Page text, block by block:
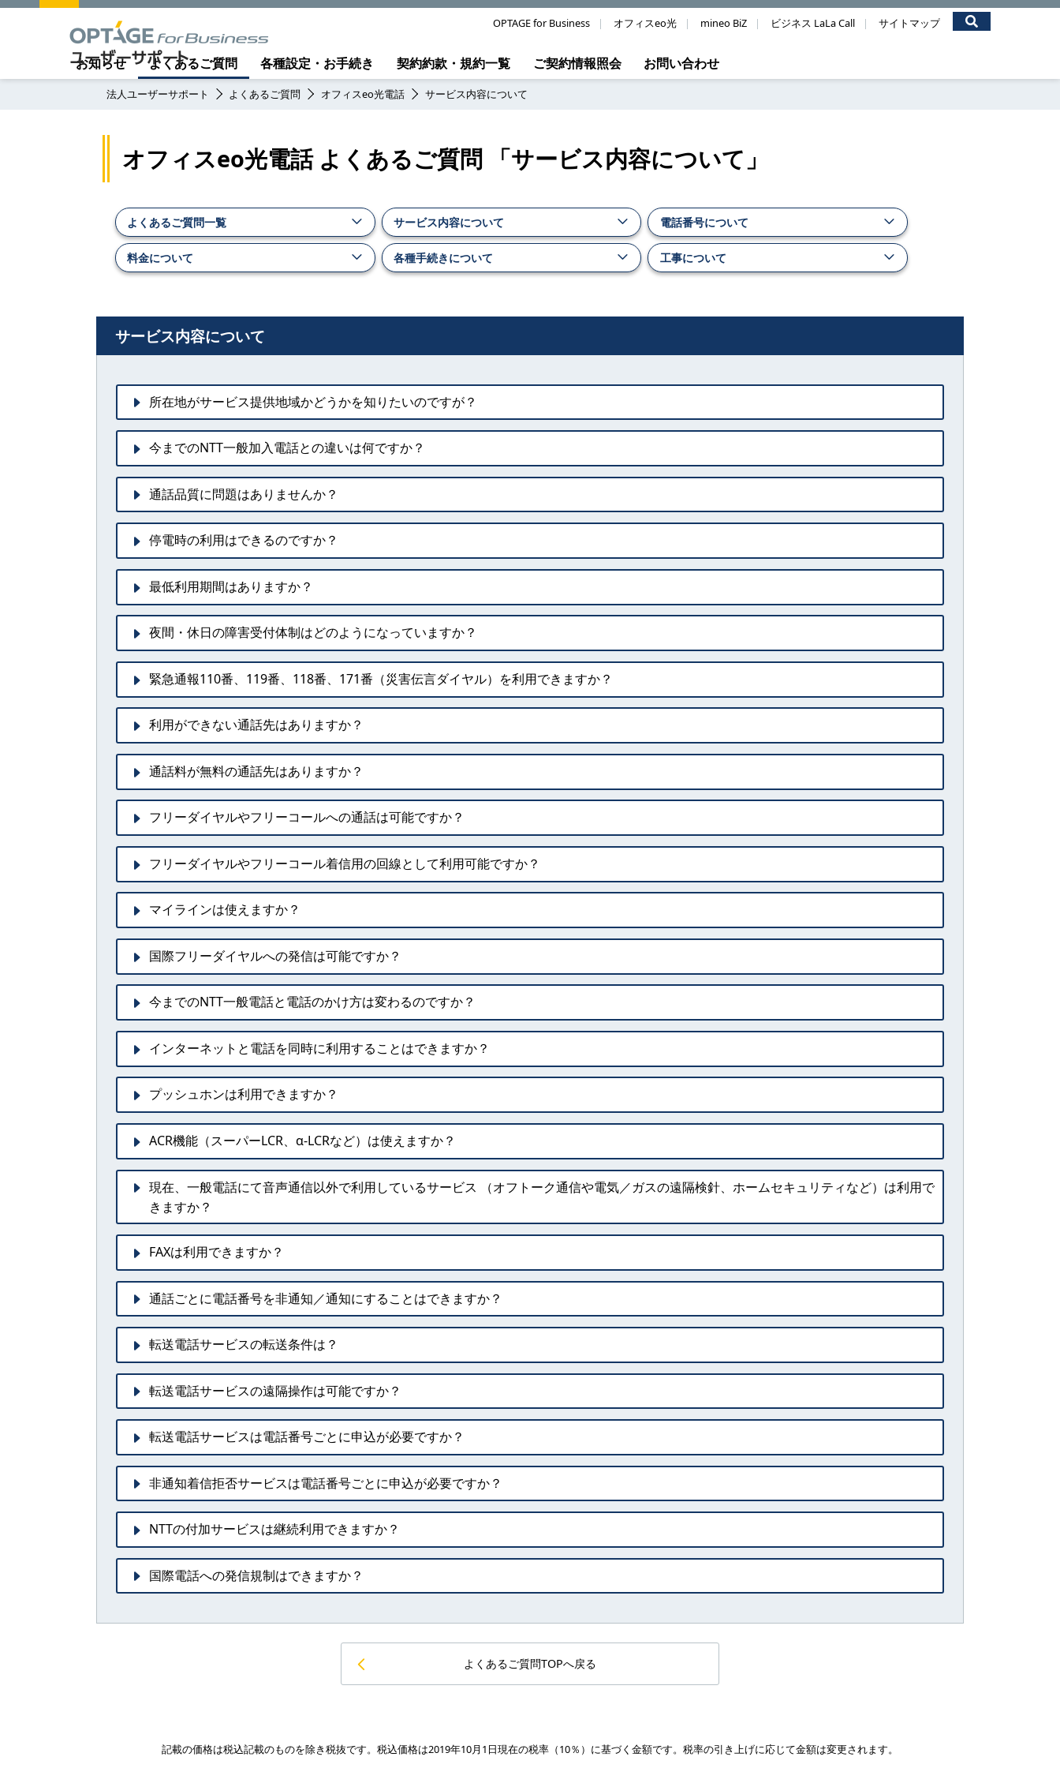
OPTAGE for Business オフィスeo光 mineo BiZ ビジネス LaLa Call サイトマップ
お知らせ よくあるご質問 各種設定・お手続き 契約約款・規約一覧 ご契約情報照会 お問い合わせ
法人ユーザーサポート よくあるご質問 オフィスeo光電話 サービス内容について
オフィスeo光電話 よくあるご質問 「サービス内容について」
よくあるご質問一覧 サービス内容について 電話番号について
料金について 各種手続きについて 工事について
サービス内容について
所在地がサービス提供地域かどうかを知りたいのですが？
今までのNTT一般加入電話との違いは何ですか？
通話品質に問題はありませんか？
停電時の利用はできるのですか？
最低利用期間はありますか？
夜間・休日の障害受付体制はどのようになっていますか？
緊急通報110番、119番、118番、171番（災害伝言ダイヤル）を利用できますか？
利用ができない通話先はありますか？
通話料が無料の通話先はありますか？
フリーダイヤルやフリーコールへの通話は可能ですか？
フリーダイヤルやフリーコール着信用の回線として利用可能ですか？
マイラインは使えますか？
国際フリーダイヤルへの発信は可能ですか？
今までのNTT一般電話と電話のかけ方は変わるのですか？
インターネットと電話を同時に利用することはできますか？
プッシュホンは利用できますか？
ACR機能（スーパーLCR、α-LCRなど）は使えますか？
現在、一般電話にて音声通信以外で利用しているサービス （オフトーク通信や電気／ガスの遠隔検針、ホームセキュリティなど）は利用で
きますか？
FAXは利用できますか？
通話ごとに電話番号を非通知／通知にすることはできますか？
転送電話サービスの転送条件は？
転送電話サービスの遠隔操作は可能ですか？
転送電話サービスは電話番号ごとに申込が必要ですか？
非通知着信拒否サービスは電話番号ごとに申込が必要ですか？
NTTの付加サービスは継続利用できますか？
国際電話への発信規制はできますか？
よくあるご質問TOPへ戻る
記載の価格は税込記載のものを除き税抜です。 税込価格は2019年10月1日現在の税率（10％）に基づく金額です。 税率の引き上げに応じて金額は変更されます。